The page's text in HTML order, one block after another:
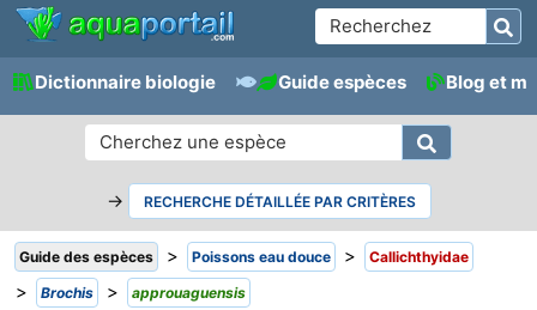
Dictionnaire biologie Guide espèces Blog et
→ RECHERCHE DÉTAILLÉE PAR CRITÈRES
Guide des espèces > Poissons eau douce > Callichthyidae
> Brochis > approuaguensis